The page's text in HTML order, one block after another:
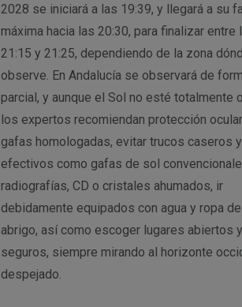
2028 se iniciará a las 19:39, y llegará a su
máxima hacia las 20:30, para finalizar entre
21:15 y 21:25, dependiendo de la zona
observe. En Andalucía se observará de
parcial, y aunque el Sol no esté totalmente
los expertos recomiendan protección
gafas homologadas, evitar trucos caseros
efectivos como gafas de sol
radiografías, CD o cristales ahumados, ir
debidamente equipados con agua y ropa de
abrigo, así como escoger lugares abiertos y
seguros, siempre mirando al horizonte
despejado.